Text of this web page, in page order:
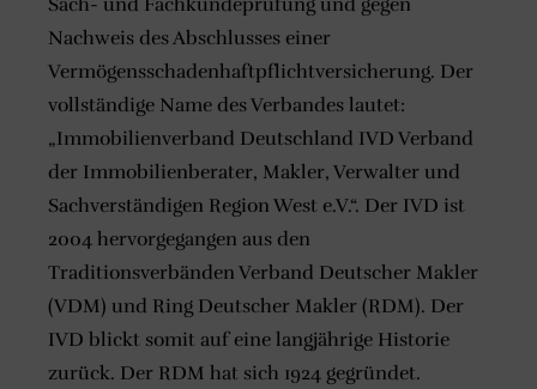
Sach- und Fachkundeprüfung und gegen
Nachweis des Abschlusses einer
Vermögensschadenhaftpflichtversicherung. Der
vollständige Name des Verbandes lautet:
„Immobilienverband Deutschland IVD Verband
der Immobilienberater, Makler, Verwalter und
Sachverständigen Region West e.V.“. Der IVD ist
2004 hervorgegangen aus den
Traditionsverbänden Verband Deutscher Makler
(VDM) und Ring Deutscher Makler (RDM). Der
IVD blickt somit auf eine langjährige Historie
zurück. Der RDM hat sich 1924 gegründet.